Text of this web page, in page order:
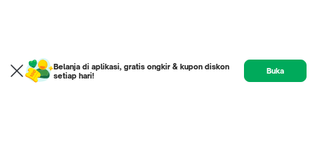
Belanja di aplikasi, gratis ongkir & kupon diskon
setiap hari!
Buka